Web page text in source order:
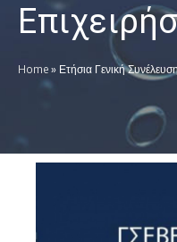
Home » Ετήσια Γενική